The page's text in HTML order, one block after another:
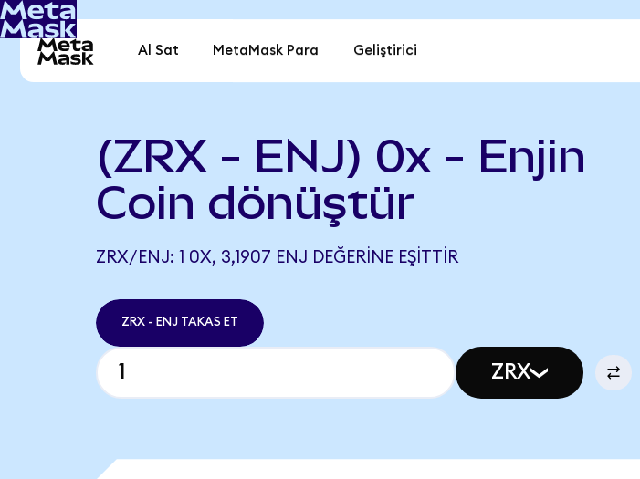
Al Sat MetaMask Para Geliştirici
(ZRX - ENJ) 0x - Enjin
Coin dönüştür
ZRX/ENJ: 1 0X, 3,1907 ENJ DEĞERINE EŞITTIR
ZRX - ENJ TAKAS ET
ZRX